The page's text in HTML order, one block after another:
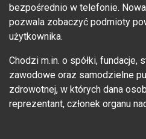
bezpośrednio w telefonie. Nowa
pozwala zobaczyć podmioty
użytkownika.
Chodzi m.in. o spółki, fundacje,
zawodowe oraz samodzielne
zdrowotnej, w których dana
reprezentant, członek organu